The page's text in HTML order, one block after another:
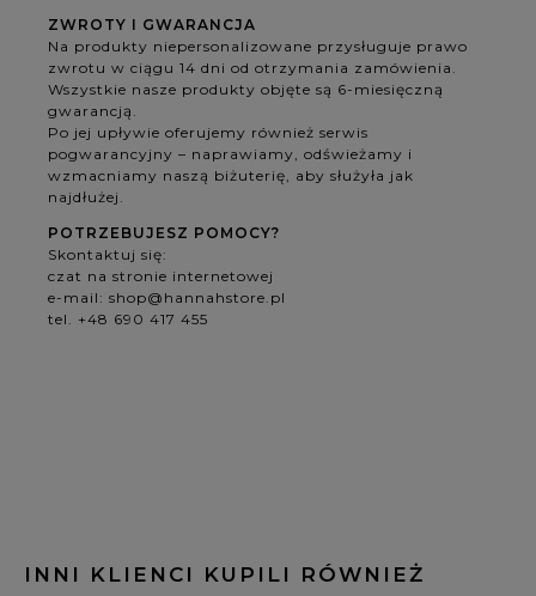
ZWROTY I GWARANCJA
Na produkty niepersonalizowane przysługuje prawo
zwrotu w ciągu 14 dni od otrzymania zamówienia.
Wszystkie nasze produkty objęte są 6-miesięczną
gwarancją.
Po jej upływie oferujemy również serwis
pogwarancyjny – naprawiamy, odświeżamy i
wzmacniamy naszą biżuterię, aby służyła jak
najdłużej.
POTRZEBUJESZ POMOCY?
Skontaktuj się:
czat na stronie internetowej
e-mail: shop@hannahstore.pl
tel. +48 690 417 455
INNI KLIENCI KUPILI RÓWNIEŻ